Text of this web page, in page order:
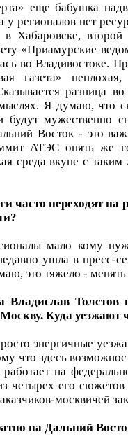
еще бабушка
у регионалов нет
Хабаровске, второй
«Приамурские
во Владивостоке.
газета»
разница
Я думаю, что
будут мужественно
Восток - это
АТЭС опять же
среда вкупе с
часто переходят на
мало кому
ушла в пресс-
это тяжело -
Толстов
Куда уезжают
энергичные
что здесь
работает на
четырех его
москвичей
на Дальний